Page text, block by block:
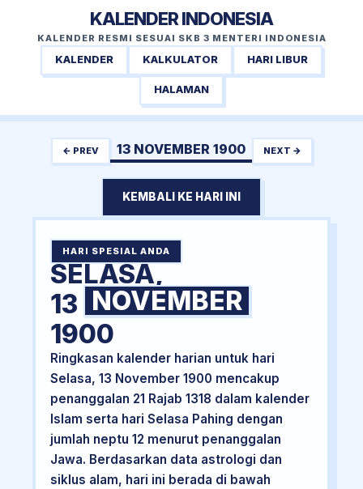
KALENDER INDONESIA
KALENDER RESMI SESUAI SKB 3 MENTERI INDONESIA
KALENDER KALKULATOR HARI LIBUR
HALAMAN
← PREV 13 NOVEMBER 1900 NEXT →
KEMBALI KE HARI INI
HARI SPESIAL ANDA
SELASA,
13 NOVEMBER
1900
Ringkasan kalender harian untuk hari
Selasa, 13 November 1900 mencakup
penanggalan 21 Rajab 1318 dalam kalender
Islam serta hari Selasa Pahing dengan
jumlah neptu 12 menurut penanggalan
Jawa. Berdasarkan data astrologi dan
siklus alam, hari ini berada di bawah